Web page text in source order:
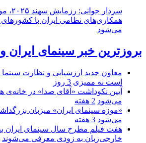
سردار
همکاری‌های نظامی ایران با
می‌شود
بروزترین خبر سینمای ایران
معاون جدید ارزشیابی و نظارت
است نه ممیزی 3 روز
آیین نکوداشت «آقای صدا» در خانه‌ی
می‌شود 2 هفته
«موزه سینمای ایران» میزبان
می‌شود 3 هفته
هفت فیلم مطرح سال سینمای ایران به
خارجی‌زبان به زودی معرفی می‌شوند